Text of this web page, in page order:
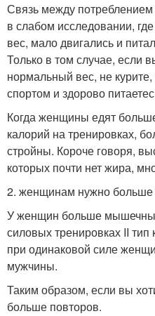
Связь между
в слабом исследовании,
вес, мало двигались и
Только в том случае, если
нормальный вес, не
спортом и здорово
Когда женщины едят
калорий на тренировках,
стройны. Короче говоря,
которых почти нет жира,
2. женщинам нужно больше
У женщин больше
силовых тренировках II тип
при одинаковой силе
мужчины.
Таким образом, если вы
больше повторов.